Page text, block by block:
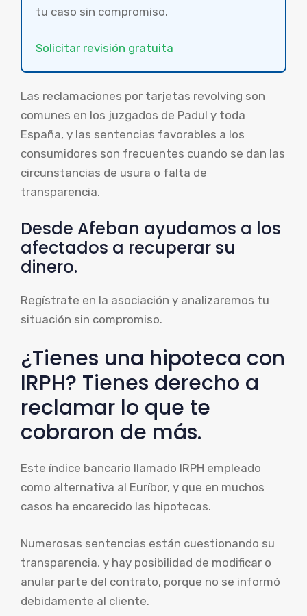
tu caso sin compromiso.
Solicitar revisión gratuita
Las reclamaciones por tarjetas revolving son
comunes en los juzgados de Padul y toda
España, y las sentencias favorables a los
consumidores son frecuentes cuando se dan las
circunstancias de usura o falta de
transparencia.
Desde Afeban ayudamos a los
afectados a recuperar su
dinero.
Regístrate en la asociación y analizaremos tu
situación sin compromiso.
¿Tienes una hipoteca con
IRPH? Tienes derecho a
reclamar lo que te
cobraron de más.
Este índice bancario llamado IRPH empleado
como alternativa al Euríbor, y que en muchos
casos ha encarecido las hipotecas.
Numerosas sentencias están cuestionando su
transparencia, y hay posibilidad de modificar o
anular parte del contrato, porque no se informó
debidamente al cliente.